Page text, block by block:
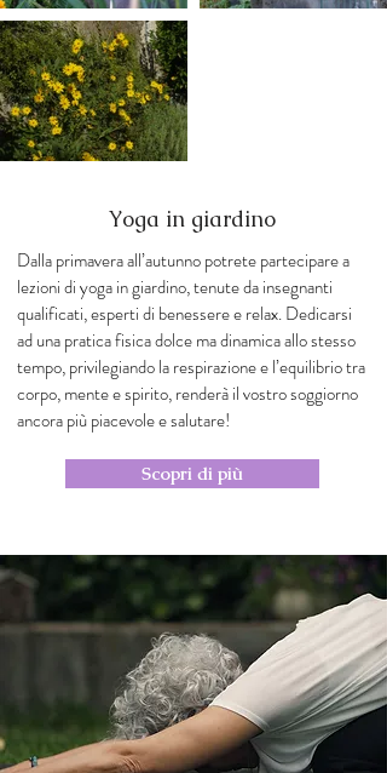
Yoga in giardino
Dalla primavera all’autunno potrete partecipare a
lezioni di yoga in giardino, tenute da insegnanti
qualificati, esperti di benessere e relax. Dedicarsi
ad una pratica fisica dolce ma dinamica allo stesso
tempo, privilegiando la respirazione e l’equilibrio tra
corpo, mente e spirito, renderà il vostro soggiorno
ancora più piacevole e salutare!
Scopri di più